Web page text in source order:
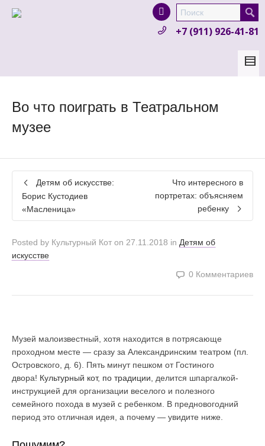
product in a size size .
colour items.
+7 (911) 926-41-81
Во что поиграть в Театральном
музее
Детям об искусстве:
Борис Кустодиев
«Масленица»
Что интересного в
портретах: объясняем
ребенку
Posted by Культурный Кот on 27.11.2018 in Детям об
искусстве
0 Комментариев
Музей малоизвестный, хотя находится в потрясающе
проходном месте — сразу за Александринским театром (пл.
Островского, д. 6). Пять минут пешком от Гостиного
двора! Культурный кот, по традиции , делится шпаргалкой-
инструкцией для организации веселого и полезного
семейного похода в музей с ребенком. В предновогодний
период это отличная идея, а почему — увидите ниже.